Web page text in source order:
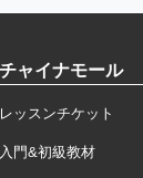
チャイナモール
レッスンチケット
入門&初級教材